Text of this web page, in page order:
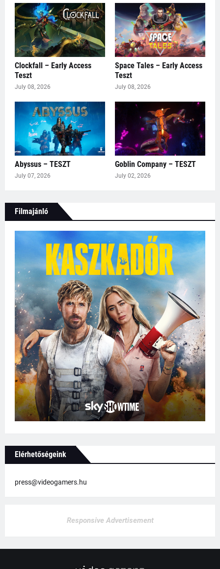
Clockfall – Early Access
Teszt
July 08, 2026
Space Tales – Early Access
Teszt
July 08, 2026
Abyssus – TESZT
July 07, 2026
Goblin Company – TESZT
July 02, 2026
Filmajánló
Elérhetőségeink
press@videogamers.hu
Responsive Advertisement